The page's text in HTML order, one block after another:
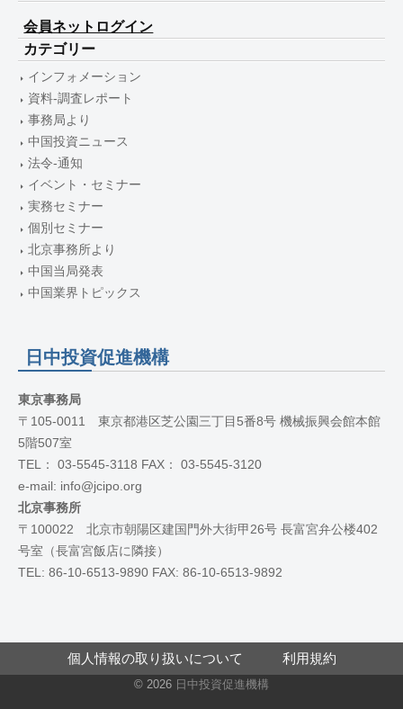
会員ネットログイン
カテゴリー
インフォメーション
資料-調査レポート
事務局より
中国投資ニュース
法令-通知
イベント・セミナー
実務セミナー
個別セミナー
北京事務所より
中国当局発表
中国業界トピックス
日中投資促進機構
東京事務局
〒105-0011 東京都港区芝公園三丁目5番8号 機械振興会館本館
5階507室
TEL： 03-5545-3118 FAX： 03-5545-3120
e-mail: info@jcipo.org
北京事務所
〒100022 北京市朝陽区建国門外大街甲26号 長富宮弁公楼402
号室（長富宮飯店に隣接）
TEL: 86-10-6513-9890 FAX: 86-10-6513-9892
個人情報の取り扱いについて 利用規約
© 2026 日中投資促進機構